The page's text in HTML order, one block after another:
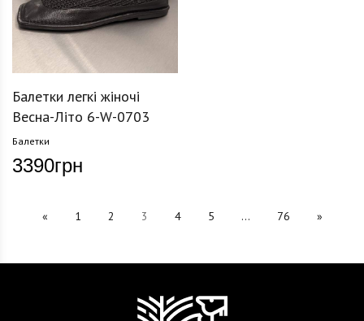
Балетки легкі жіночі
Весна-Літо 6-W-0703
Балетки
3390грн
« 1 2 3 4 5 ... 76 »